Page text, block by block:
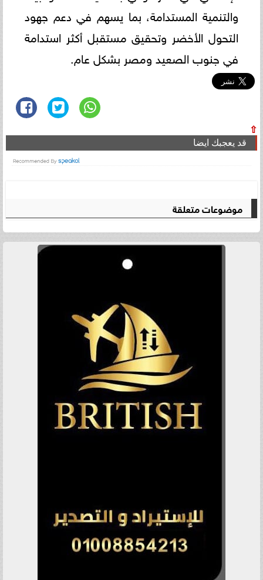
والتنمية المستدامة، بما يسهم في دعم جهود
التحول الأخضر وتحقيق مستقبل أكثر استدامة
في جنوب الصعيد ومصر بشكل عام.
⇧
قد يعجبك ايضا
موضوعات متعلقة